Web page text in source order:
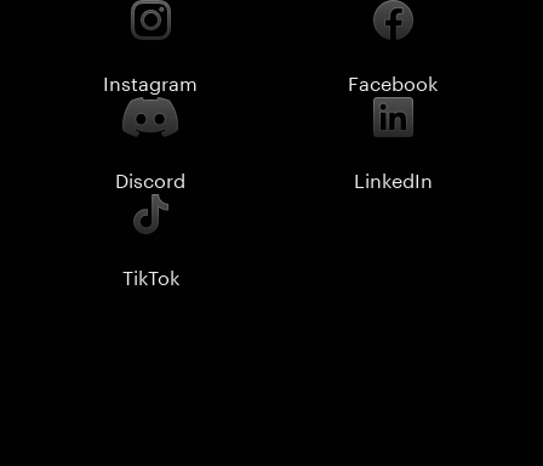
Instagram Facebook
Discord LinkedIn
TikTok